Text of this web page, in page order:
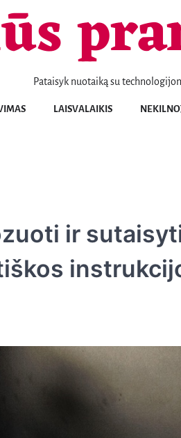
Pataisyk nuotaiką su
LAISVALAIKIS
ir